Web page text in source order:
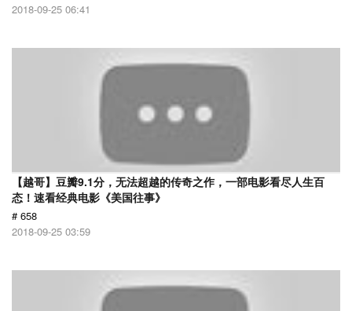
2018-09-25 06:41
【越哥】豆瓣9.1分，无法超越的传奇之作，一部电影看尽人生百
态！速看经典电影《美国往事》
# 658
2018-09-25 03:59